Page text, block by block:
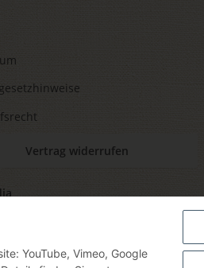
YouTube, Vimeo, Google
Vertrag widerrufen